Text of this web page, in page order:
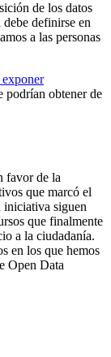
de los datos
definirse en
a las personas
podrían obtener de
favor de la
que marcó el
iniciativa siguen
que finalmente
a la ciudadanía.
en los que hemos
Open Data